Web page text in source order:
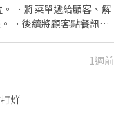
．將菜單遞給顧客、解
．後續將顧客點餐訊息
中之準備工作與其他餐
材。 ．負責清理工作環
食材。 ．協助測量食材
1週前
烊